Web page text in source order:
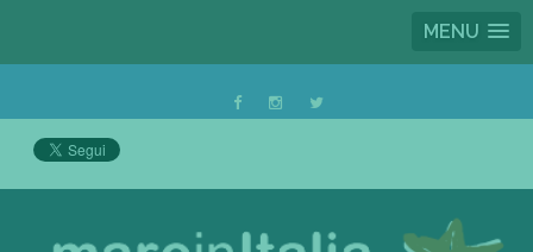
MENU